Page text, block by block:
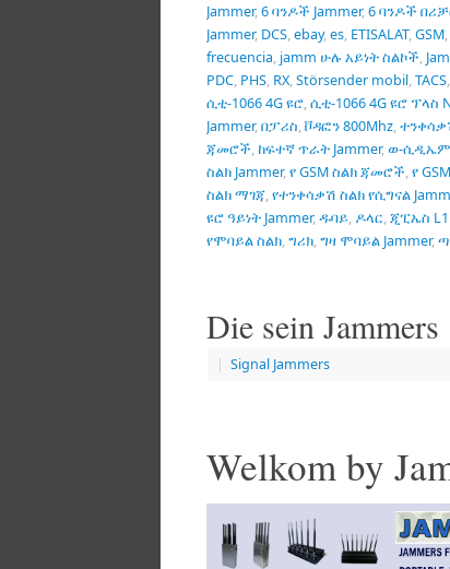
Jammer,6 ባንዶች Jammer,6 ባንዶች
Jammer, DCS,ebay,es, ETISALAT,GSM,
frecuencia, jamm ሁሉ አይነት ስልኮች,
PDC, PHS, RX,Störsender mobil,TACS,
ሲቲ-1066 4G ዩሮ,ሲቲ-1066 4G ዩሮ ፕላስ
Jammer,በፓሪስ,ቮዳፎን 800Mhz,
ጃመሮች,ከፍተኛ ጥራት Jammer,ወ-
ስልክ Jammer,የ GSM ስልክ ጃመሮች,የ
ስልክ ማገጃ,የተንቀሳቃሽ ስልክ የሲግናል
ዩሮ ዓይነት Jammer,ዱባይ, ዶላር,ጂፒኤስ L1
የሞባይል ስልክ,ግሪክ,ግዛ ሞባይል Jammer,
Die sein Jammers
| Signal Jammers
Welkom by